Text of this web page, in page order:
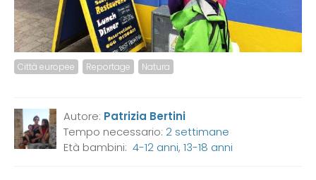
Città europee Reportage Natura
Autore: Patrizia Bertini
Tempo necessario: 2 settimane
Età bambini: 4-12 anni, 13-18 anni